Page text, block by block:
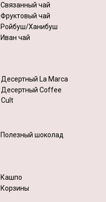
Связанный чай
Фруктовый чай
Ройбуш/Ханибуш
Иван чай
Десертный Coffee
Cult
Десертный La Marca
Полезный шоколад
Кашпо
Корзины